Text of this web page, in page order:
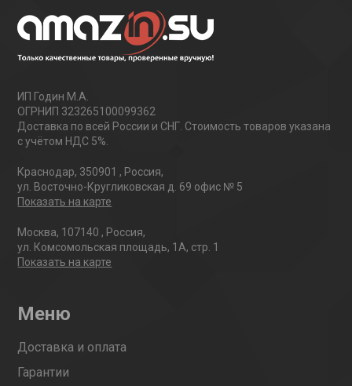
ИП Годин М.А.
ОГРНИП 323265100099362
Доставка по всей России и СНГ. Стоимость товаров указана
с учётом НДС 5%.
Краснодар, 350901 , Россия,
ул. Восточно-Кругликовская д. 69 офис № 5
Показать на карте
Москва, 107140 , Россия,
ул. Комсомольская площадь, 1А, стр. 1
Показать на карте
Меню
Доставка и оплата
Гарантии